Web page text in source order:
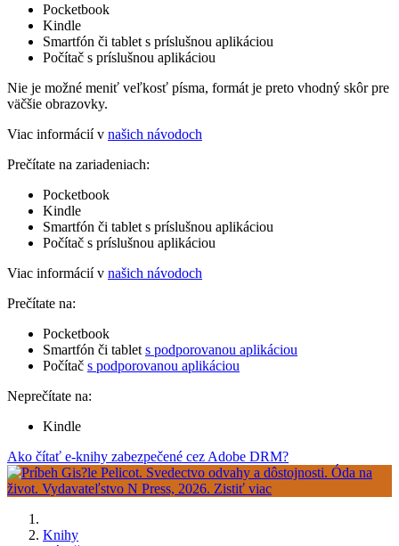
Pocketbook
Kindle
Smartfón či tablet s príslušnou aplikáciou
Počítač s príslušnou aplikáciou
Nie je možné meniť veľkosť písma, formát je preto vhodný skôr pre
väčšie obrazovky.
Viac informácií v našich návodoch
Prečítate na zariadeniach:
Pocketbook
Kindle
Smartfón či tablet s príslušnou aplikáciou
Počítač s príslušnou aplikáciou
Viac informácií v našich návodoch
Prečítate na:
Pocketbook
Smartfón či tablet s podporovanou aplikáciou
Počítač s podporovanou aplikáciou
Neprečítate na:
Kindle
Ako čítať e-knihy zabezpečené cez Adobe DRM?
Knihy